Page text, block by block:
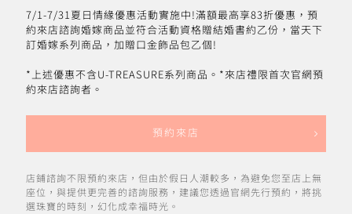
7/1-7/31夏日情緣優惠活動實施中!滿額最高享83折優惠，預
約來店諮詢婚嫁商品並符合活動資格贈結婚書約乙份，當天下
訂婚嫁系列商品，加贈口金飾品包乙個!
*上述優惠不含U-TREASURE系列商品。*來店禮限首次官網預
約來店諮詢者。
預約來店
店鋪諮詢不限預約來店，但由於假日人潮較多，為避免您至店上無
座位，與提供更完善的諮詢服務，建議您透過官網先行預約，將挑
選珠寶的時刻，幻化成幸福時光。